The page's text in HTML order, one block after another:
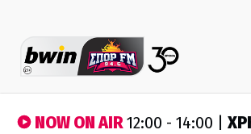
NOW ON AIR12:00 - 14:00 |